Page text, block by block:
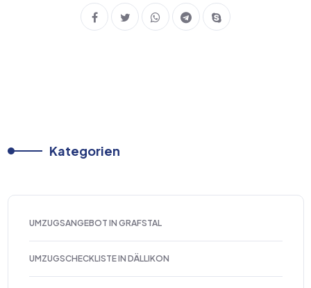
Kategorien
UMZUGSANGEBOT IN GRAFSTAL
UMZUGSCHECKLISTE IN DÄLLIKON